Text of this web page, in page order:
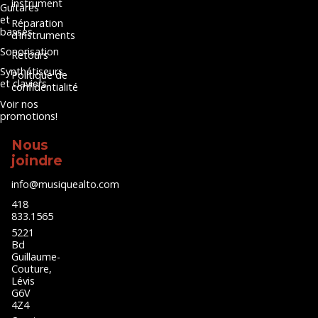
Guitares
et
basses
Sonorisation
Synthétiseurs
et claviers
Voir nos
promotions!
instrument
Réparation
d’instruments
Retours
Politique de
confidentialité
Nous
joindre
info@musiquealto.com
418
833.1565
5221
Bd
Guillaume-
Couture,
Lévis
G6V
4Z4